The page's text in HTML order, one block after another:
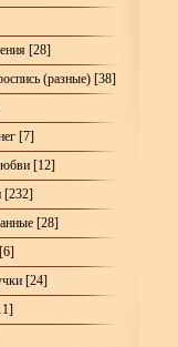
[28]
(разные) [38]
[7]
[12]
[232]
[28]
[24]